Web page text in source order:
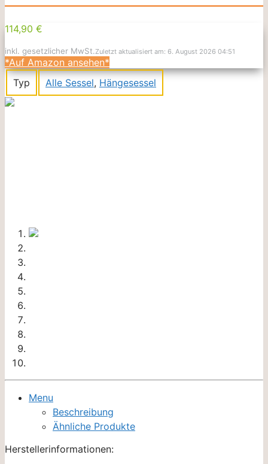
114,90 €
inkl. gesetzlicher MwSt.Zuletzt aktualisiert am: 6. August 2026 04:51
*Auf Amazon ansehen*
Typ
Alle Sessel, Hängesessel
Menu
Beschreibung
Ähnliche Produkte
Herstellerinformationen: